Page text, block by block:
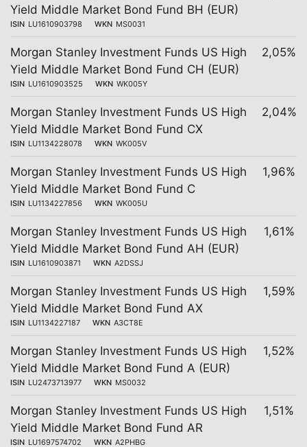
Yield Middle Market Bond Fund BH (EUR)
ISIN LU1610903798 WKN MS0031
Morgan Stanley Investment Funds US High
Yield Middle Market Bond Fund CH (EUR)
ISIN LU1610903525 WKN WK005Y
2,05%
Morgan Stanley Investment Funds US High
Yield Middle Market Bond Fund CX
ISIN LU1134228078 WKN WK005V
2,04%
Morgan Stanley Investment Funds US High
Yield Middle Market Bond Fund C
ISIN LU1134227856 WKN WK005U
1,96%
Morgan Stanley Investment Funds US High
Yield Middle Market Bond Fund AH (EUR)
ISIN LU1610903871 WKN A2DSSJ
1,61%
Morgan Stanley Investment Funds US High
Yield Middle Market Bond Fund AX
ISIN LU1134227187 WKN A3CT8E
1,59%
Morgan Stanley Investment Funds US High
Yield Middle Market Bond Fund A (EUR)
ISIN LU2473713977 WKN MS0032
1,52%
Morgan Stanley Investment Funds US High
Yield Middle Market Bond Fund AR
ISIN LU1697574702 WKN A2PHBG
1,51%